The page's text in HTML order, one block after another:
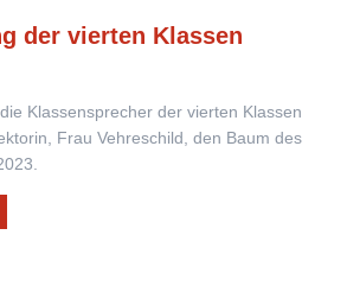
der vierten Klassen
Klassensprecher der vierten Klassen
Frau Vehreschild, den Baum des